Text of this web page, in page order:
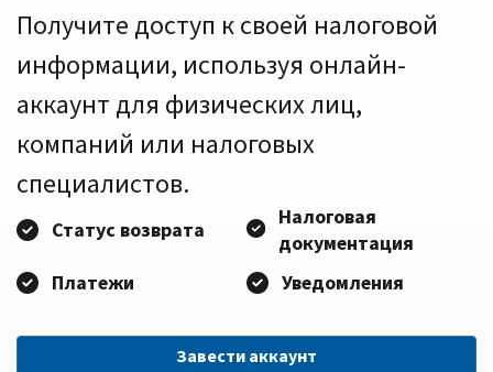
Получите доступ к своей налоговой
информации, используя онлайн-
аккаунт для физических лиц,
компаний или налоговых
специалистов.
Статус возврата
Налоговая
документация
Платежи
Уведомления
Завести аккаунт